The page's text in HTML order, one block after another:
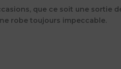
que ce soit une
robe toujours impeccable.